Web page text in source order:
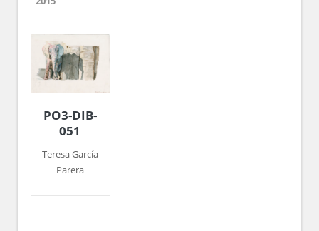
PO3-DIB-
051
Teresa García
Parera